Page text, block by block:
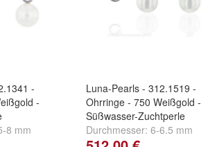
-
-
8 mm
Luna-Pearls - 312.1519 -
Ohrringe - 750 Weißgold -
Süßwasser-Zuchtperle
Durchmesser: 6-6.5 mm